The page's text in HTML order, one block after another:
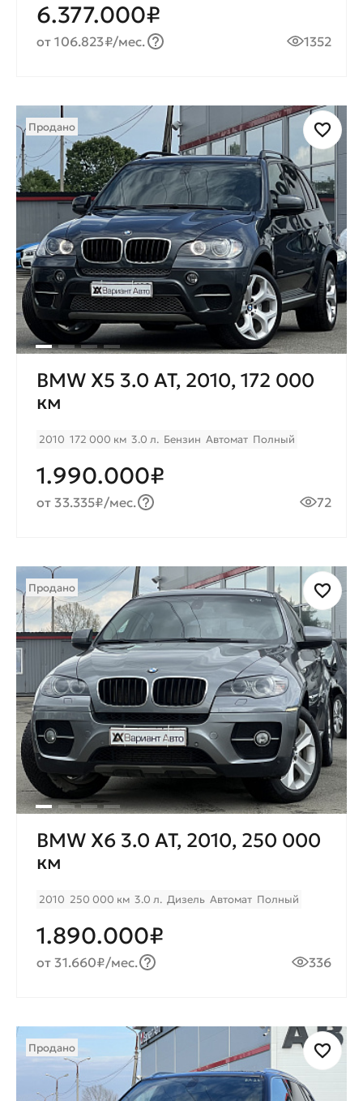
6.377.000₽
от 106.823₽/мес. 1352
Продано
BMW X5 3.0 AT, 2010, 172 000
км
2010 172 000 км 3.0 л. Бензин Автомат Полный
1.990.000₽
от 33.335₽/мес. 72
Продано
BMW X6 3.0 AT, 2010, 250 000
км
2010 250 000 км 3.0 л. Дизель Автомат Полный
1.890.000₽
от 31.660₽/мес. 336
Продано